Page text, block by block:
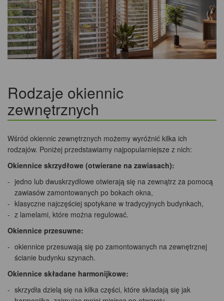
Rodzaje okiennic
zewnętrznych
Wśród okiennic zewnętrznych możemy wyróżnić kilka ich
rodzajów. Poniżej przedstawiamy najpopularniejsze z nich:
Okiennice skrzydłowe (otwierane na zawiasach):
jedno lub dwuskrzydłowe otwierają się na zewnątrz za pomocą
zawiasów zamontowanych po bokach okna,
klasyczne najczęściej spotykane w tradycyjnych budynkach,
z lamelami, które można regulować.
Okiennice przesuwne:
okiennice przesuwają się po zamontowanych na zewnętrznej
ścianie budynku szynach.
Okiennice składane harmonijkowe:
skrzydła dzielą się na kilka części, które składają się jak